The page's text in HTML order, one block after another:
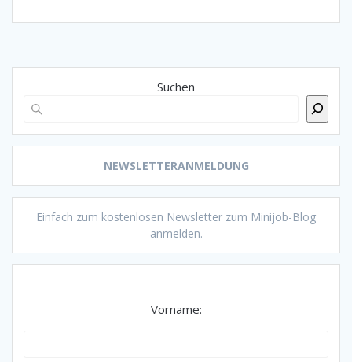
Suchen
NEWSLETTERANMELDUNG
Einfach zum kostenlosen Newsletter zum Minijob-Blog
anmelden.
Vorname: